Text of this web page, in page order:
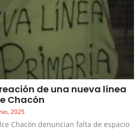
de una nueva línea
Chacón
2025
Chacón denuncian falta de espacio